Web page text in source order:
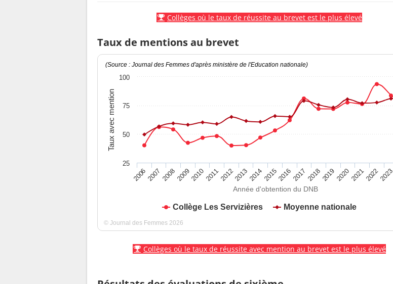
Collèges où le taux de réussite au brevet est le plus élevé
Taux de mentions au brevet
Année d'obtention du DNB
Taux avec mention
(Source : Journal des Femmes d'après ministère de l'Education nationale)
Collège Les Servizières Moyenne nationale
200620072008200920102011201220132014201520162017201820192020202120222023
100
25
50
75
© Journal des Femmes 2026
Collèges où le taux de réussite avec mention au brevet est le plus élevé